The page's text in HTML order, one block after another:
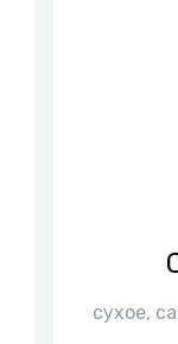
сухое,